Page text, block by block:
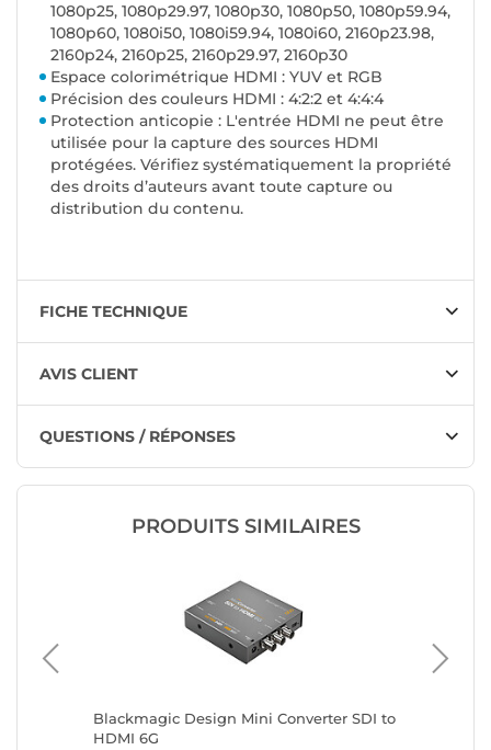
1080p25, 1080p29.97, 1080p30, 1080p50, 1080p59.94,
1080p60, 1080i50, 1080i59.94, 1080i60, 2160p23.98,
2160p24, 2160p25, 2160p29.97, 2160p30
Espace colorimétrique HDMI : YUV et RGB
Précision des couleurs HDMI : 4:2:2 et 4:4:4
Protection anticopie : L'entrée HDMI ne peut être
utilisée pour la capture des sources HDMI
protégées. Vérifiez systématiquement la propriété
des droits d’auteurs avant toute capture ou
distribution du contenu.
FICHE TECHNIQUE
AVIS CLIENT
QUESTIONS / RÉPONSES
PRODUITS SIMILAIRES
Blackmagic Design Mini Converter SDI to
HDMI 6G